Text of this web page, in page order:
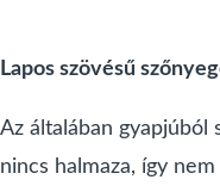
Lapos szövésű
Az általában gyapjúból
nincs halmaza, így